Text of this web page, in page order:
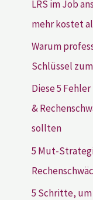
LRS im Job
mehr kostet
Warum
Schlüssel
Diese 5
&
sollten
5 Mut-
5 Schritte,